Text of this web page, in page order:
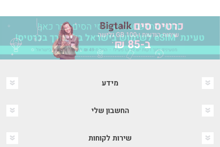
מידע
החשבון שלי
שירות לקוחות